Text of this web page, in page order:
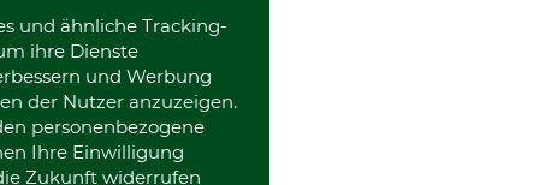
und ähnliche Tracking-
ihre Dienste
und Werbung
der Nutzer anzuzeigen.
personenbezogene
Ihre Einwilligung
Zukunft widerrufen